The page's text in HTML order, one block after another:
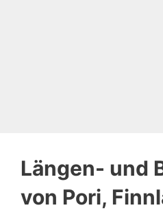
Längen- und
von Pori,